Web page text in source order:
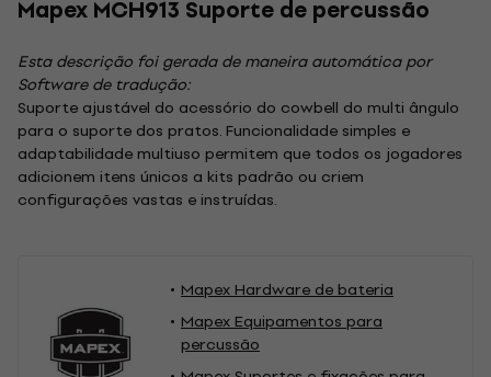
Mapex MCH913 Suporte de percussão
Esta descrição foi gerada de maneira automática por
Software de tradução:
Suporte ajustável do acessório do cowbell do multi ângulo
para o suporte dos pratos. Funcionalidade simples e
adaptabilidade multiuso permitem que todos os jogadores
adicionem itens únicos a kits padrão ou criem
configurações vastas e instruídas.
Mapex Hardware de bateria
Mapex Equipamentos para
percussão